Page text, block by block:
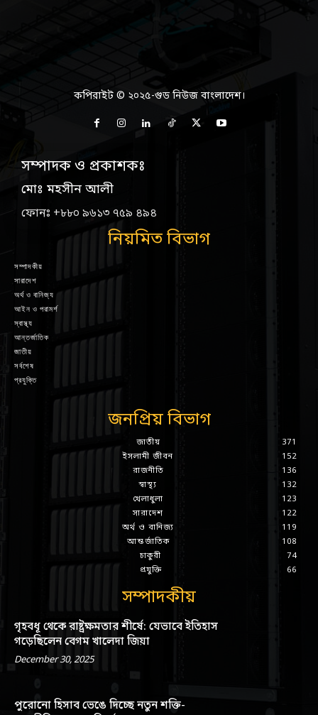
কপিরাইট © ২০২৫-গুড নিউজ বাংলাদেশ।
সম্পাদক ও প্রকাশকঃ
মোঃ মহসীন আলী
ফোনঃ +৮৮০ ৯৬১৩ ৭৫৯ ৪৯৪
নিয়মিত বিভাগ
সম্পাদকীয়
সারাদেশ
অর্থ ও বানিজ্য
আইন ও পরামর্শ
স্বাস্থ্য
আন্তর্জাতিক
জাতীয়
সর্বশেষ
প্রযুক্তি
জনপ্রিয় বিভাগ
জাতীয়
371
ইসলামী জীবন
152
রাজনীতি
136
স্বাস্থ্য
132
খেলাধুলা
123
সারাদেশ
122
অর্থ ও বানিজ্য
119
আন্তর্জাতিক
108
চাকুরী
74
প্রযুক্তি
66
সম্পাদকীয়
গৃহবধূ থেকে রাষ্ট্রক্ষমতার শীর্ষে: যেভাবে ইতিহাস
গড়েছিলেন বেগম খালেদা জিয়া
December 30, 2025
পুরোনো হিসাব ভেঙে দিচ্ছে নতুন শক্তি-